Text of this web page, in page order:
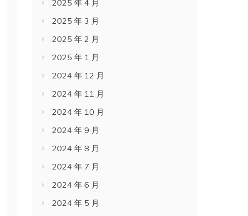
2025 年 4 月
2025 年 3 月
2025 年 2 月
2025 年 1 月
2024 年 12 月
2024 年 11 月
2024 年 10 月
2024 年 9 月
2024 年 8 月
2024 年 7 月
2024 年 6 月
2024 年 5 月